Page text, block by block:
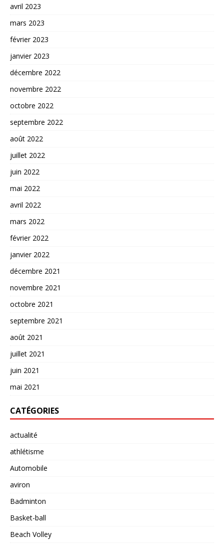
avril 2023
mars 2023
février 2023
janvier 2023
décembre 2022
novembre 2022
octobre 2022
septembre 2022
août 2022
juillet 2022
juin 2022
mai 2022
avril 2022
mars 2022
février 2022
janvier 2022
décembre 2021
novembre 2021
octobre 2021
septembre 2021
août 2021
juillet 2021
juin 2021
mai 2021
CATÉGORIES
actualité
athlétisme
Automobile
aviron
Badminton
Basket-ball
Beach Volley